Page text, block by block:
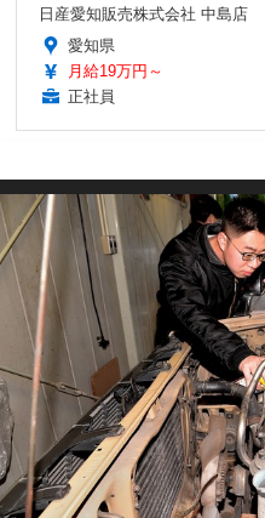
日産愛知販売株式会社 中島店
愛知県
月給19万円～
正社員